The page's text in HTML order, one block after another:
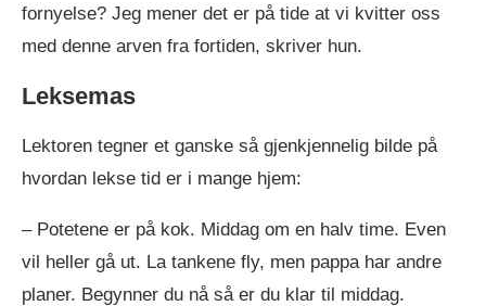
fornyelse? Jeg mener det er på tide at vi kvitter oss
med denne arven fra fortiden, skriver hun.
Leksemas
Lektoren tegner et ganske så gjenkjennelig bilde på
hvordan lekse tid er i mange hjem:
– Potetene er på kok. Middag om en halv time. Even
vil heller gå ut. La tankene fly, men pappa har andre
planer. Begynner du nå så er du klar til middag.